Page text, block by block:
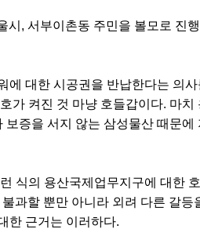
시, 서부이촌동 주민을 볼모로 진
에 대한 시공권을 반납한다는 의
가 켜진 것 마냥 호들갑이다. 마
보증을 서지 않는 삼성물산 때문
식의 용산국제업무지구에 대한
과할 뿐만 아니라 외려 다른 갈등
한 근거는 이러하다.